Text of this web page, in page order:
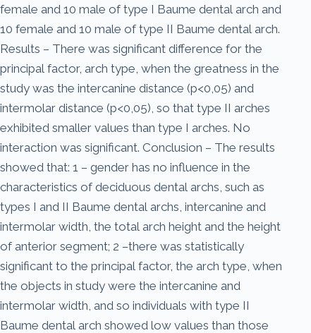
female and 10 male of type I Baume dental arch and
10 female and 10 male of type II Baume dental arch.
Results – There was significant difference for the
principal factor, arch type, when the greatness in the
study was the intercanine distance (p<0,05) and
intermolar distance (p<0,05), so that type II arches
exhibited smaller values than type I arches. No
interaction was significant. Conclusion – The results
showed that: 1 – gender has no influence in the
characteristics of deciduous dental archs, such as
types I and II Baume dental archs, intercanine and
intermolar width, the total arch height and the height
of anterior segment; 2 –there was statistically
significant to the principal factor, the arch type, when
the objects in study were the intercanine and
intermolar width, and so individuals with type II
Baume dental arch showed low values than those